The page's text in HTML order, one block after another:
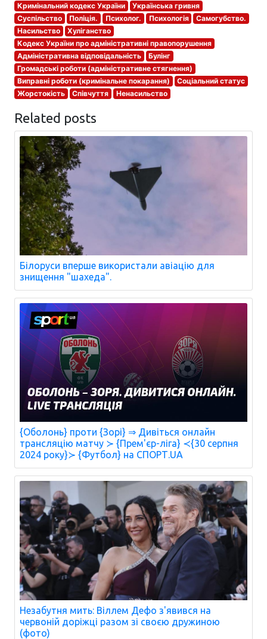
Кримінальний кодекс України
Українська гривня
Суспільство
Поліція. Психолог. Психологія
Самогубство.
Насильство
Хуліганство
Кодекс України про адміністративні правопорушення
Адміністративна відповідальність
Булінг
Громадські роботи (адміністративне стягнення)
Виправні роботи (кримінальне покарання)
Соціальний статус
Жорстокість
Співчуття Ненасильство
Related posts
Білоруси вперше використали авіацію для
знищення "шахеда".
{Оболонь} проти {Зорі} ⇒ Дивіться онлайн
трансляцію матчу ≻ {Прем'єр-ліга} ≺{30 серпня
2024 року}≻ {Футбол} на СПОРТ.UA
Незабутня мить: Віллем Дефо з'явився на
червоній доріжці разом зі своєю дружиною
(фото)